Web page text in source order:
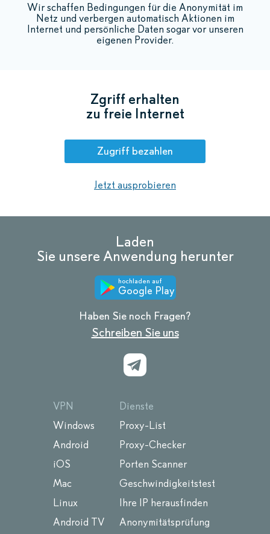
Wir schaffen Bedingungen für die Anonymität im
Netz und verbergen automatisch Aktionen im
Internet und persönliche Daten sogar vor unseren
eigenen Provider.
Zgriff erhalten
zu freie Internet
Zugriff bezahlen
Jetzt ausprobieren
Laden
Sie unsere Anwendung herunter
hochladen auf
Google Play
Haben Sie noch Fragen?
Schreiben Sie uns
VPN
Windows
Android
iOS
Mac
Linux
Android TV
Dienste
Proxy-List
Proxy-Checker
Porten Scanner
Geschwindigkeitstest
Ihre IP herausfinden
Anonymitätsprüfung